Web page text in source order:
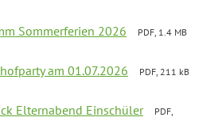
Sommerferien 2026
PDF, 1.4 MB
am 01.07.2026
PDF, 211 kB
Elternabend Einschüler
PDF,